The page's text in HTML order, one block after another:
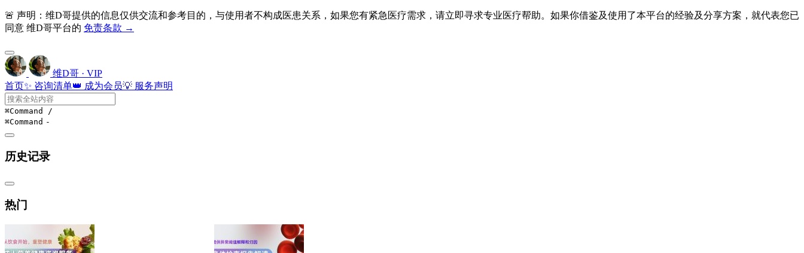
🚨 声明：维D哥提供的信息仅供交流和参考目的，与使用者不构成医患关系，如果您有紧急医疗需求，请立即寻求专业医疗帮助。如果你借鉴及使用了本平台的经验及分享方案，就代表您已
同意 维D哥平台的 免责条款 →
维D哥 · VIP
首页✨ 咨询清单👑 成为会员💡 服务声明
⌘Command /
⌘Command -
历史记录
热门